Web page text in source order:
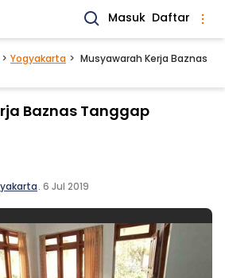
Masuk Daftar
Yogyakarta
Musyawarah Kerja Baznas
Baznas Tanggap
. 6 Jul 2019